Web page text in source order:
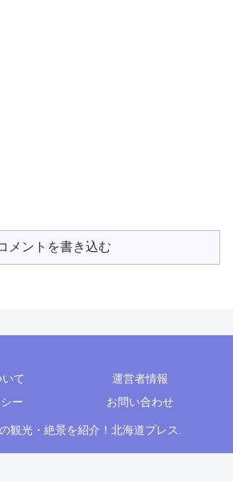
メントを書き込む
て
運営者情報
ー
お問い合わせ
観光・絶景を紹介！北海道プレス.